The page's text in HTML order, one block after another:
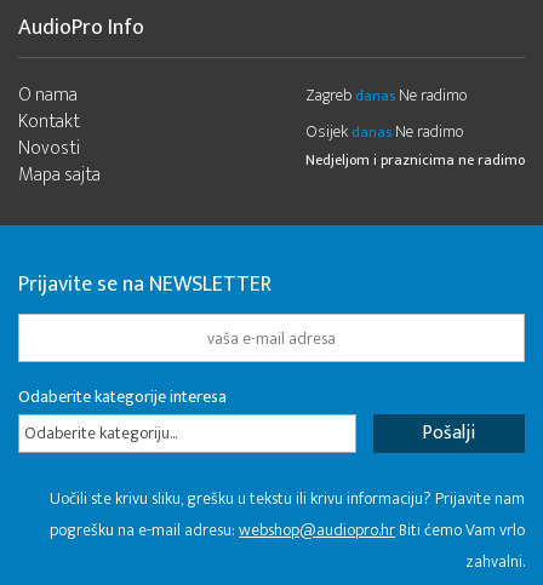
AudioPro Info
O nama
Kontakt
Novosti
Mapa sajta
Zagreb danas Ne radimo
Osijek danas Ne radimo
Nedjeljom i praznicima ne radimo
Prijavite se na NEWSLETTER
Odaberite kategorije interesa
Odaberite kategoriju...
Uočili ste krivu sliku, grešku u tekstu ili krivu informaciju? Prijavite nam
pogrešku na e-mail adresu:webshop@audiopro.hrBiti ćemo Vam vrlo
zahvalni.